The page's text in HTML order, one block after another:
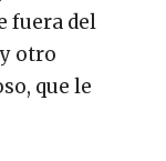
fuera del
otro
que le